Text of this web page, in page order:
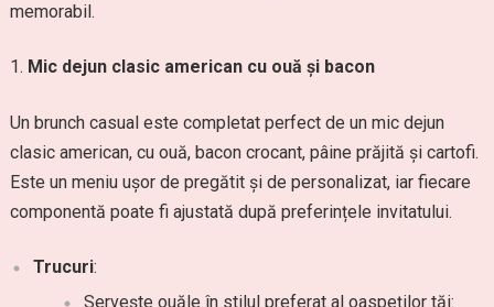
memorabil.
Mic dejun clasic american cu ouă și bacon
Un brunch casual este completat perfect de un mic dejun
clasic american, cu ouă, bacon crocant, pâine prăjită și cartofi.
Este un meniu ușor de pregătit și de personalizat, iar fiecare
componentă poate fi ajustată după preferințele invitatului.
Trucuri:
Servește ouăle în stilul preferat al oaspeților tăi: